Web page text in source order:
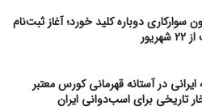
سوارکاری دوباره کلید خورد؛ آغاز ثبت‌نام
در آستانه قهرمانی کورس معتبر
تاریخی برای اسب‌دوانی ایران